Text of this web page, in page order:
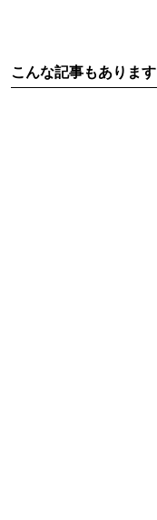
こんな記事もあります